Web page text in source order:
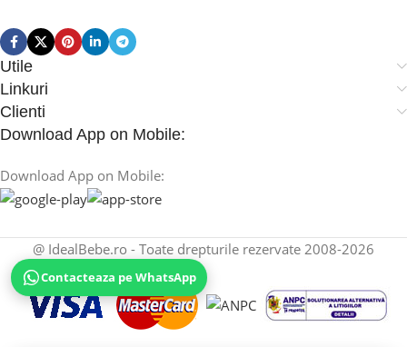
Utile
Linkuri
Clienti
Download App on Mobile:
Download App on Mobile:
@ IdealBebe.ro - Toate drepturile rezervate 2008-2026
Contacteaza pe WhatsApp